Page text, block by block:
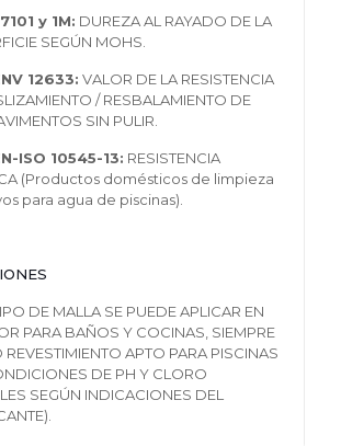
y 1M: DUREZA AL RAYADO DE LA
SEGÚN MOHS.
12633: VALOR DE LA RESISTENCIA
/ RESBALAMIENTO DE
SIN PULIR.
ISO 10545-13: RESISTENCIA
(Productos domésticos de limpieza
para agua de piscinas).
DE MALLA SE PUEDE APLICAR EN
PARA BAÑOS Y COCINAS, SIEMPRE
APTO PARA PISCINAS
DE PH Y CLORO
SEGÚN INDICACIONES DEL